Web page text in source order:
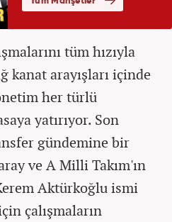
tüm hızıyla
kanat arayışları içinde
her türlü
yatırıyor. Son
gündemine bir
ve A Milli Takım'ın
Aktürkoğlu ismi
çalışmaların